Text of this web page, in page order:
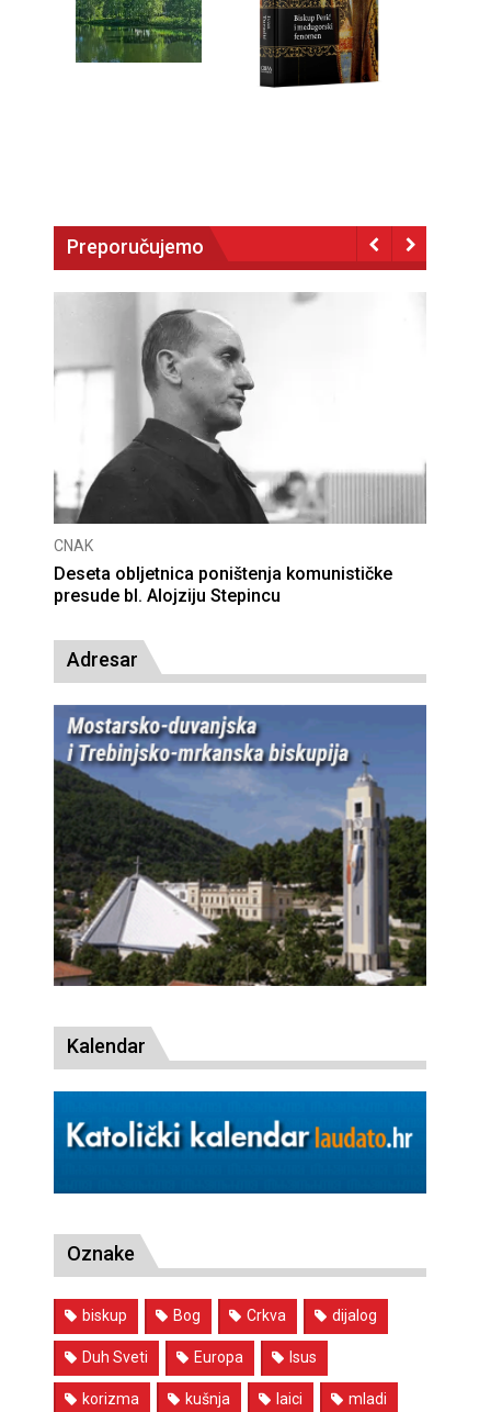
Preporučujemo
CNAK
Deseta obljetnica poništenja komunističke
presude bl. Alojziju Stepincu
Adresar
Kalendar
Oznake
biskup Bog Crkva dijalog
Duh Sveti Europa Isus
korizma kušnja laici mladi